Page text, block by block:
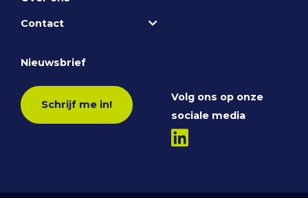
Contact
Nieuwsbrief
Schrijf me in!
Volg ons op onze
sociale media